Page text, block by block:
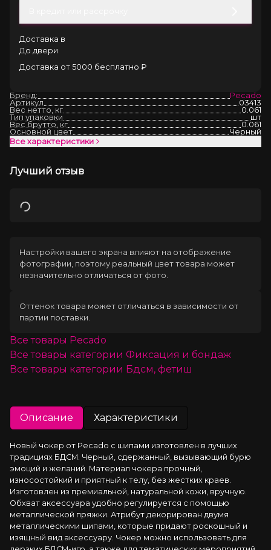
Доставка в
До двери
Доставка от 5000 бесплатно ₽
Бренд:
Pecado
Артикул
03413
Вес нетто, кг
0.061
Тип упаковки
шт
Вес брутто, кг
0.061
Основной цвет
Черный
Все характеристики
Лучший отзыв
Загрузка
Настройки вашего экрана влияют на отображение
фотографии, поэтому реальный цвет товара может
незначительно отличаться от фото.
Оттенок товара может отличаться в зависимости от
партии поставки.
Все товары Pecado
Все товары категории Фиксация и бондаж
Все товары категории Бдсм, фетиш
Описание Характеристики
Новый чокер от Pecado с шипами изготовлен в лучших
традициях БДСМ. Черный, сдержанный, вызывающий бурю
эмоций и желаний. Материал чокера прочный,
износостойкий и приятный к телу, без жестких краев.
Изготовлен из премиальной, натуральной кожи, вручную.
Обхват аксессуара удобно регулируется с помощью
металлической пряжки. Атрибут декорирован двумя
металлическими шипами, которые придают роскошный и
изящный вид аксессуару. Чокер можно использовать для